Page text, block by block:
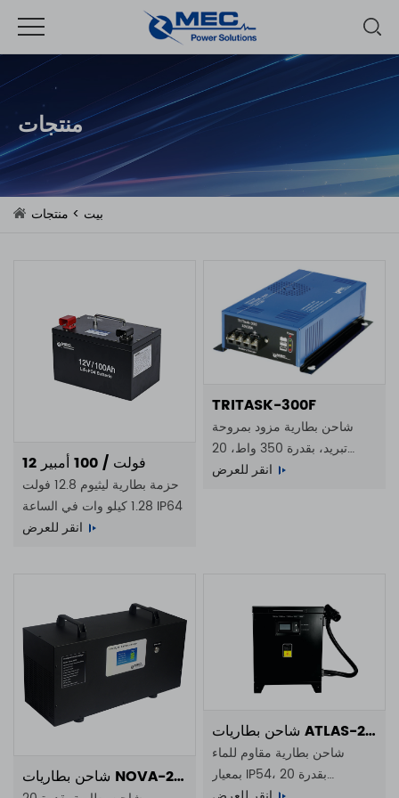
منتجات
بيت > منتجات
12 فولت / 100 أمبير
حزمة بطارية ليثيوم 12.8 فولت
1.28 كيلو وات في الساعة IP64
انقر للعرض
TRITASK-300F
شاحن بطارية مزود بمروحة
تبريد، بقدرة 350 واط، 20
أمبير، 10 أمبير، 7 أمبير، 5
انقر للعرض
شاحن بطاريات NOVA-20KW-100V200A
شاحن بطاريات ATLAS-20KW-100V200A
شاحن بطارية مقاوم للماء
بمعيار IP54، بقدرة 20